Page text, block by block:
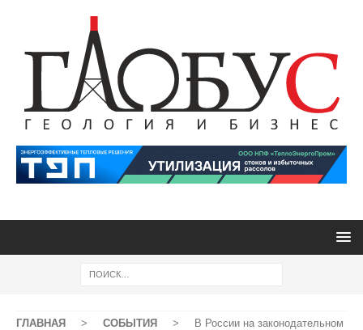
ГЛАВНАЯ > СОБЫТИЯ >
В России на законодательном